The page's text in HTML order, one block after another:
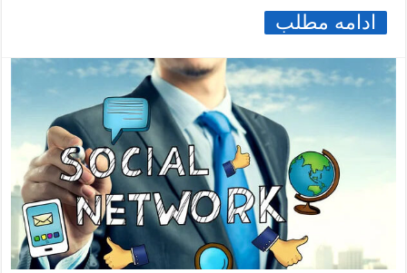
ادامه مطلب